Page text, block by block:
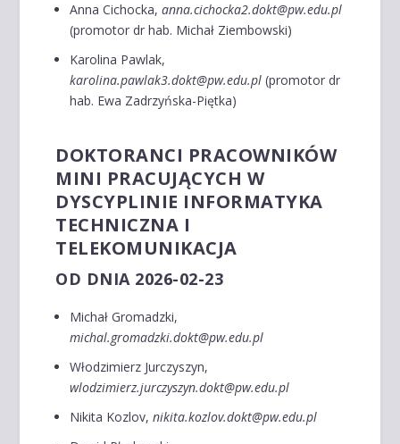
Anna Cichocka,anna.cichocka2.dokt@pw.edu.pl
(promotor dr hab. Michał Ziembowski)
Karolina Pawlak,
karolina.pawlak3.dokt@pw.edu.pl (promotor dr
hab. Ewa Zadrzyńska-Piętka)
DOKTORANCI PRACOWNIKÓW
MINI PRACUJĄCYCH W
DYSCYPLINIE INFORMATYKA
TECHNICZNA I
TELEKOMUNIKACJA
OD DNIA 2026-02-23
Michał Gromadzki,
michal.gromadzki.dokt@pw.edu.pl
Włodzimierz Jurczyszyn,
wlodzimierz.jurczyszyn.dokt@pw.edu.pl
Nikita Kozlov,nikita.kozlov.dokt@pw.edu.pl